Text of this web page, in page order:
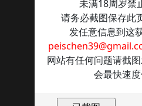
未满18周岁禁
请务必截图保存此
发任意信息到这
网站有任何问题请截
会最快速度